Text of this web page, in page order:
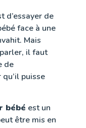
d’essayer de
face à une
Mais
il faut
de
puisse
bébé est un
être mis en